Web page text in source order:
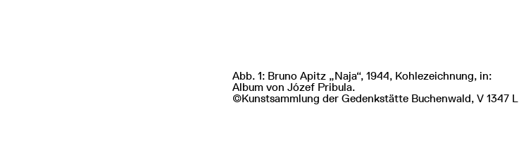
Abb. 1: Bruno Apitz „Naja“, 1944, Kohlezeichnung, in:
Album von Józef Pribula.
©Kunstsammlung der Gedenkstätte Buchenwald, V 1347 L